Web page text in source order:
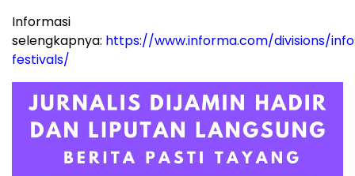
Informasi
selengkapnya: https://www.informa.com/divisions/
festivals/